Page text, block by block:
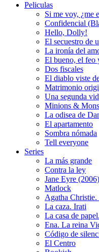
Peliculas
Si me voy, ¿me
Confidencial
Hello, Dolly!
El secuestro de
La ironía del
El bueno, el feo
Dos fiscales
El diablo viste
Matrimonio
Una segunda
Minions &
La odisea de
El apartamento
Sombra nómada
Tell everyone
Series
La más grande
Contra la ley
Jane Eyre (2006)
Matlock
Agatha Christie.
La caza. Irati
La casa de
Ena. La reina
Código de
El Centro